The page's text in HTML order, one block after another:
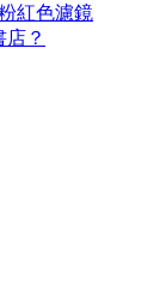
紅色濾鏡
？